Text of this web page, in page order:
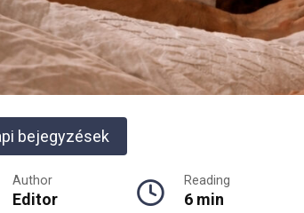
bejegyzések
Author
Editor
Reading
6 min